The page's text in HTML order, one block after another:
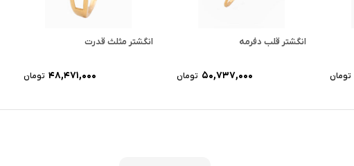
تومان
انگشتر قلب دفرمه
50,737,000 تومان
انگشتر مثلث قدرت
48,471,000 تومان